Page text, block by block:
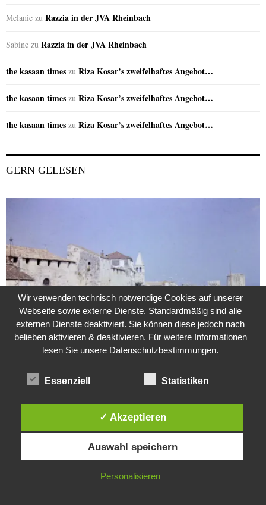
Melanie zu Razzia in der JVA Rheinbach
Sabine zu Razzia in der JVA Rheinbach
the kasaan times zu Riza Kosar’s zweifelhaftes Angebot…
the kasaan times zu Riza Kosar’s zweifelhaftes Angebot…
the kasaan times zu Riza Kosar’s zweifelhaftes Angebot…
GERN GELESEN
Jugoslavijo, dobar dan
Hartz 4 – Der Staat im Staat
Diese Website verwendet Cookies. Durch die weitere Nutzung dieser
Website stimmst du der Verwendung von Cookies zu.
IN ORDNUNG
Wir verwenden technisch notwendige Cookies auf unserer
Webseite sowie externe Dienste. Standardmäßig sind alle
externen Dienste deaktiviert. Sie können diese jedoch nach
belieben aktivieren & deaktivieren. Für weitere Informationen
lesen Sie unsere Datenschutzbestimmungen.
Essenziell Statistiken
✓ Akzeptieren
Auswahl speichern
Personalisieren